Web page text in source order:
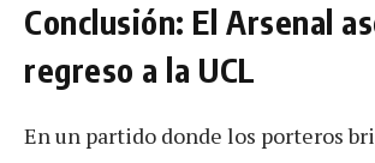
Conclusión: El Arsenal
regreso a la UCL
En un partido donde los porteros